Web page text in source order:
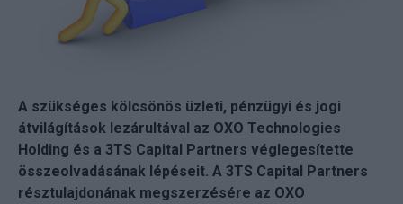
A szükséges kölcsönös üzleti, pénzügyi és jogi
átvilágítások lezárultával az OXO Technologies
Holding és a 3TS Capital Partners véglegesítette
összeolvadásának lépéseit. A 3TS Capital Partners
résztulajdonának megszerzésére az OXO